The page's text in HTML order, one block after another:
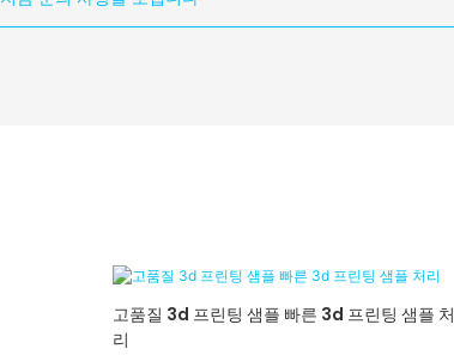
고품질 3d 프린팅 샘플 빠른 3d 프린팅 샘플 처
리